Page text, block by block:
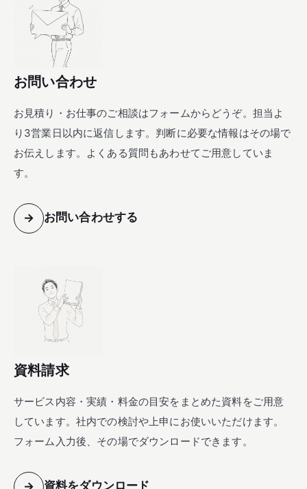
お問い合わせ
お見積り・お仕事のご相談はフォームからどうぞ。担当よ
り3営業日以内に返信します。判断に必要な情報はその場で
お伝えします。よくある質問もあわせてご用意していま
す。
→ お問い合わせする
資料請求
サービス内容・実績・料金の目安をまとめた資料をご用意
しています。社内での検討や上申にお使いいただけます。
フォーム入力後、その場でダウンロードできます。
資料をダウンロード